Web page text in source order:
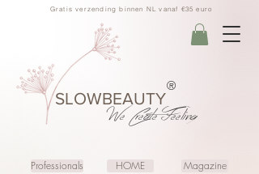
Gratis verzending binnen NL vanaf €35 euro
SLOWBEAUTY
We CreateFeeling
®
Professionals HOME Magazine